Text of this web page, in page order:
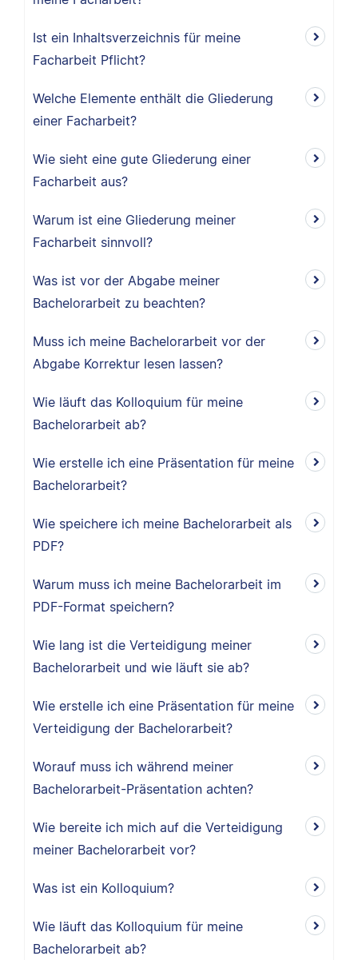
Ist ein Inhaltsverzeichnis für meine
Facharbeit Pflicht?
Welche Elemente enthält die Gliederung
einer Facharbeit?
Wie sieht eine gute Gliederung einer
Facharbeit aus?
Warum ist eine Gliederung meiner
Facharbeit sinnvoll?
Was ist vor der Abgabe meiner
Bachelorarbeit zu beachten?
Muss ich meine Bachelorarbeit vor der
Abgabe Korrektur lesen lassen?
Wie läuft das Kolloquium für meine
Bachelorarbeit ab?
Wie erstelle ich eine Präsentation für meine
Bachelorarbeit?
Wie speichere ich meine Bachelorarbeit als
PDF?
Warum muss ich meine Bachelorarbeit im
PDF-Format speichern?
Wie lang ist die Verteidigung meiner
Bachelorarbeit und wie läuft sie ab?
Wie erstelle ich eine Präsentation für meine
Verteidigung der Bachelorarbeit?
Worauf muss ich während meiner
Bachelorarbeit-Präsentation achten?
Wie bereite ich mich auf die Verteidigung
meiner Bachelorarbeit vor?
Was ist ein Kolloquium?
Wie läuft das Kolloquium für meine
Bachelorarbeit ab?